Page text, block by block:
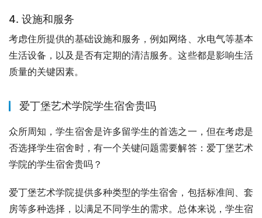
4. 设施和服务
考虑住所提供的基础设施和服务，例如网络、水电气等基本
生活设备，以及是否有定期的清洁服务。这些都是影响生活
质量的关键因素。
爱丁堡艺术学院学生宿舍贵吗
众所周知，学生宿舍是许多留学生的首选之一，但在考虑是
否选择学生宿舍时，有一个关键问题需要解答：爱丁堡艺术
学院的学生宿舍贵吗？
爱丁堡艺术学院提供多种类型的学生宿舍，包括标准间、套
房等多种选择，以满足不同学生的需求。总体来说，学生宿